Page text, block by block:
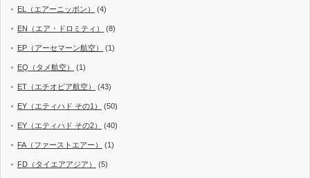
EL（エアーニッポン） (4)
EN（エア・ドロミティ） (8)
EP（アーセマーン航空） (1)
EQ（タメ航空） (1)
ET（エチオピア航空） (43)
EY（エティハド その1） (50)
EY（エティハド その2） (40)
FA（ファーストエアー） (1)
FD（タイエアアジア） (5)